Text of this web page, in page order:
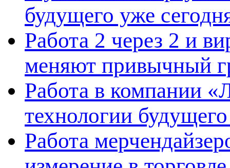
будущего уже
Работа 2 через 2 и
меняют привычный
Работа в компании
технологии
Работа